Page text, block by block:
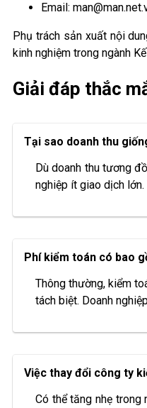
Email:
Phụ trách sản xuất nội
kinh nghiệm trong ngành
Giải đáp thắc
Tại sao doanh thu
Dù doanh thu tương
nghiệp ít giao dịch
Phí kiểm toán có bao
Thông thường, kiểm
tách biệt. Doanh
Việc thay đổi công ty
Có thể tăng nhẹ